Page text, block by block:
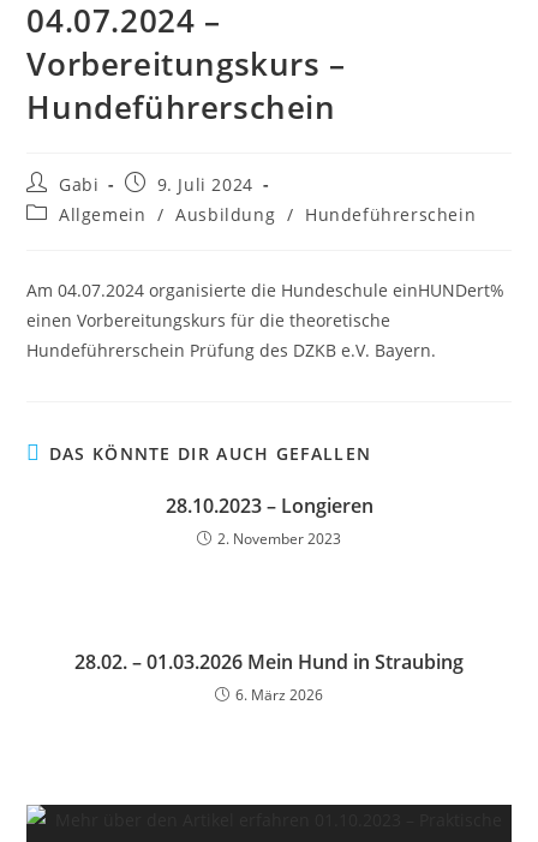
04.07.2024 –
Vorbereitungskurs –
Hundeführerschein
Beitrags-
Autor:
Gabi
Beitrag
veröffentlicht:
9. Juli 2024
Beitrags-
Allgemein / Ausbildung / Hundeführerschein
Am 04.07.2024 organisierte die Hundeschule einHUNDert%
einen Vorbereitungskurs für die theoretische
Hundeführerschein Prüfung des DZKB e.V. Bayern.
DAS KÖNNTE DIR AUCH GEFALLEN
28.10.2023 – Longieren
2. November 2023
28.02. – 01.03.2026 Mein Hund in Straubing
6. März 2026